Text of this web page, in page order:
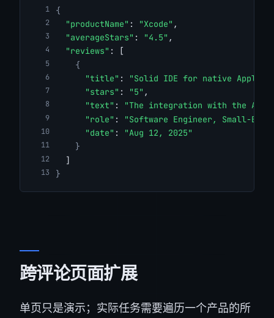
{
"productName" : "Xcode" ,
"averageStars" : "4.5" ,
"reviews" : [
{
"title" :
"Solid IDE for native Apple
"stars" : "5" ,
"text" :
"The integration with the
"role" :
"Software Engineer, Small-
"date" :
"Aug 12, 2025"
}
  ]
}
跨评论页面扩展
单页只是演示；实际任务需要遍历一个产品的所